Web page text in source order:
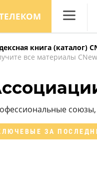
Аналитика
Маркет
Техника
ТВ
книга (каталог)
все материалы
ЗА